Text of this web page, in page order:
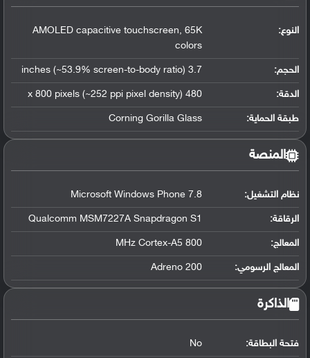
النوع:
AMOLED capacitive touchscreen, 65K
colors
الحجم: 3.7 inches (~53.9% screen-to-body ratio)
الدقة: 480 x 800 pixels (~252 ppi pixel density)
طبقة الحماية: Corning Gorilla Glass
المنصة
نظام التشغيل:
Microsoft Windows Phone 7.8
الرقاقة:
Qualcomm MSM7227A Snapdragon S1
المعالج:
800 MHz Cortex-A5
المعالج الرسومي:
Adreno 200
الذاكرة
فتحة البطاقة: No